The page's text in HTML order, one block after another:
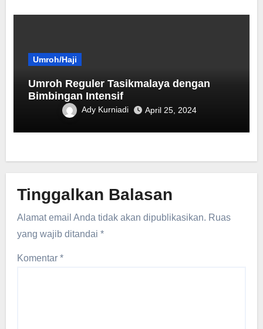
Umroh/Haji
Umroh Reguler Tasikmalaya dengan
Bimbingan Intensif
Ady Kurniadi April 25, 2024
Tinggalkan Balasan
Alamat email Anda tidak akan dipublikasikan. Ruas
yang wajib ditandai*
Komentar*